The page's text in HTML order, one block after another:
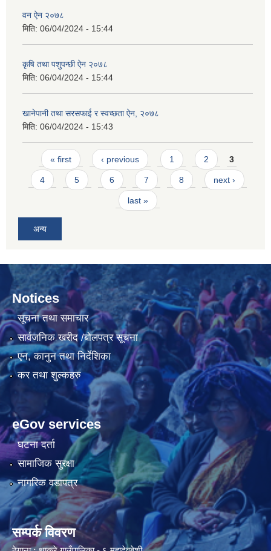
वन ऐन २०७८
मिति: 06/04/2024 - 15:44
कृषि तथा पशुपन्छी ऐन २०७८
मिति: 06/04/2024 - 15:44
खानेपानी तथा सरसफाई र स्वच्छता ऐन, २०७८
मिति: 06/04/2024 - 15:43
Pages
« first ‹ previous 1 2 3
4 5 6 7 8 next ›
last »
अन्य
Notices
सूचना तथा समाचार
सार्वजनिक खरीद /बोलपत्र सूचना
एन, कानुन तथा निर्देशिका
कर तथा शुल्कहरु
eGov services
घटना दर्ता
सामाजिक सुरक्षा
नागरिक वडापत्र
सम्पर्क विवरण